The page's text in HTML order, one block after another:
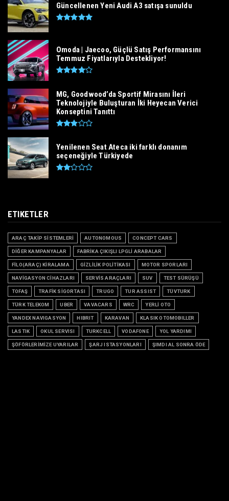
Güncellenen Yeni Audi A3 satışa sunuldu
Omoda | Jaecoo, Güçlü Satış Performansını
Temmuz Fiyatlarıyla Destekliyor!
MG, Goodwood’da Sportif Mirasını İleri
Teknolojiyle Buluşturan İki Heyecan Verici
Konseptini Tanıttı
Yenilenen Seat Ateca iki farklı donanım
seçeneğiyle Türkiyede
ETIKETLER
ARAÇ TAKİP SİSTEMLERİ AUTONOMOUS CONCEPT CARS
DİĞER KAMPANYALAR FABRİKA ÇIKIŞLI LPGLİ ARABALAR
FİLO(ARAÇ) KİRALAMA GİZLİLİK POLİTİKASI MOTOR SPORLARI
NAVİGASYON CİHAZLARI SERVİS ARAÇLARI SUV TEST SÜRÜŞÜ
TOFAŞ TRAFİK SİGORTASI TRUGO TUR ASSIST TÜVTURK
TÜRK TELEKOM UBER VAVACARS WRC YERLİ OTO
YANDEX NAVIGASYON HIBRIT KARAVAN KLASIK OTOMOBILLER
LASTIK OKUL SERVISI TURKCELL VODAFONE YOL YARDIMI
ŞÖFÖRLERİMİZE UYARILAR ŞARJ ISTASYONLARI ŞIMDI AL SONRA ÖDE